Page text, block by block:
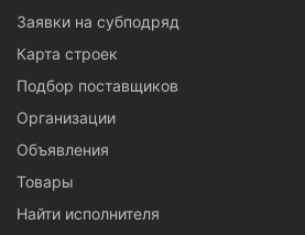
Заявки на субподряд
Карта строек
Подбор поставщиков
Организации
Объявления
Товары
Найти исполнителя